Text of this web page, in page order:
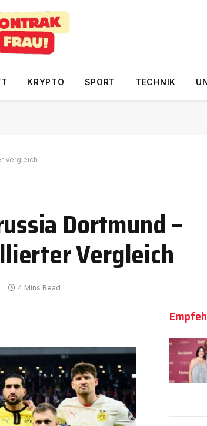
KRYPTO SPORT TECHNIK
Vergleich
Dortmund –
Vergleich
4 Mins Read